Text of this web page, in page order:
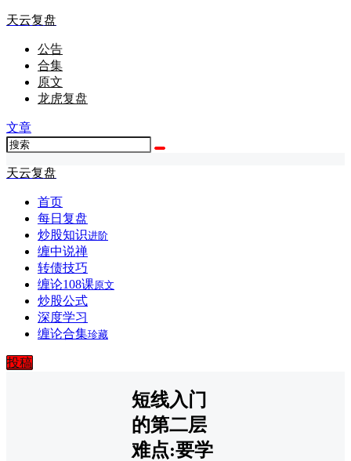
天云复盘
公告
合集
原文
龙虎复盘
文章
天云复盘
首页
每日复盘
炒股知识进阶
缠中说禅
转债技巧
缠论108课原文
炒股公式
深度学习
缠论合集珍藏
投稿
短线入门
的第二层
难点:要学